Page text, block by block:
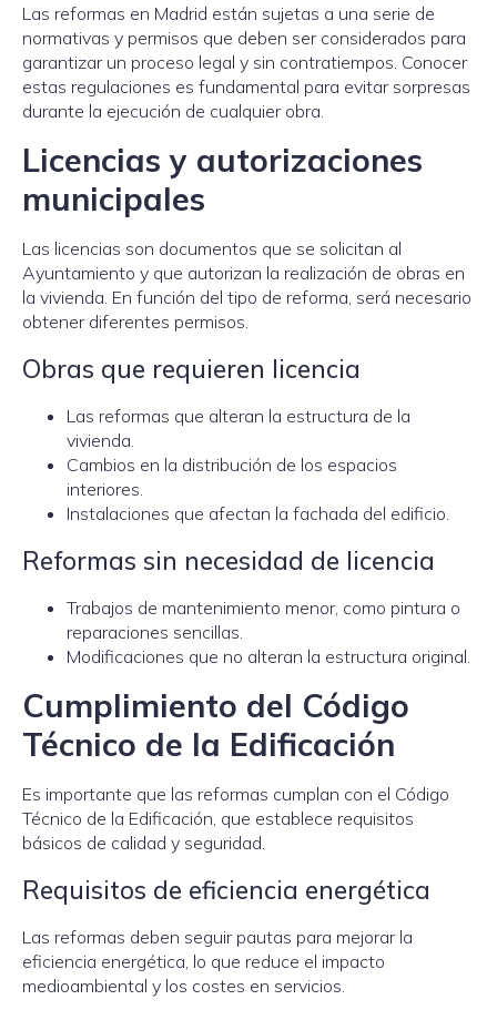
Las reformas en Madrid están sujetas a una serie de
normativas y permisos que deben ser considerados para
garantizar un proceso legal y sin contratiempos. Conocer
estas regulaciones es fundamental para evitar sorpresas
durante la ejecución de cualquier obra.
Licencias y autorizaciones
municipales
Las licencias son documentos que se solicitan al
Ayuntamiento y que autorizan la realización de obras en
la vivienda. En función del tipo de reforma, será necesario
obtener diferentes permisos.
Obras que requieren licencia
Las reformas que alteran la estructura de la
vivienda.
Cambios en la distribución de los espacios
interiores.
Instalaciones que afectan la fachada del edificio.
Reformas sin necesidad de licencia
Trabajos de mantenimiento menor, como pintura o
reparaciones sencillas.
Modificaciones que no alteran la estructura original.
Cumplimiento del Código
Técnico de la Edificación
Es importante que las reformas cumplan con el Código
Técnico de la Edificación, que establece requisitos
básicos de calidad y seguridad.
Requisitos de eficiencia energética
Las reformas deben seguir pautas para mejorar la
eficiencia energética, lo que reduce el impacto
medioambiental y los costes en servicios.